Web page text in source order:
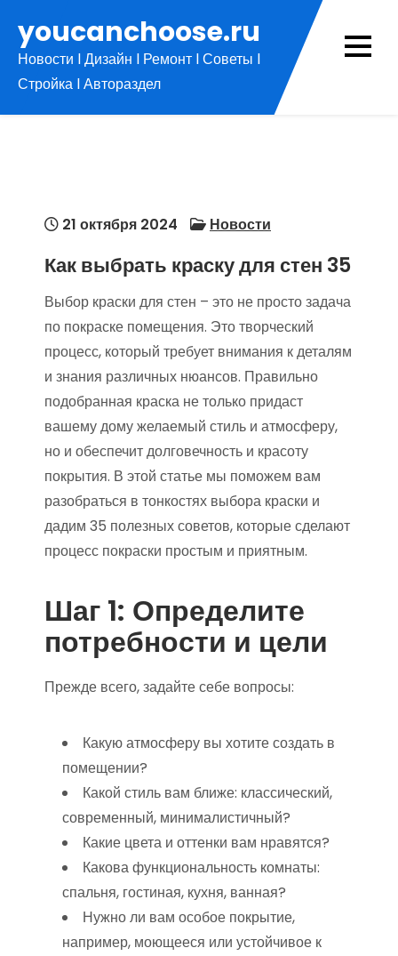
содержимому
youcanchoose.ru
Новости l Дизайн l Ремонт l Советы l
Стройка l Автораздел
21 октября 2024 Новости
Как выбрать краску для стен 35
Выбор краски для стен – это не просто задача
по покраске помещения. Это творческий
процесс, который требует внимания к деталям
и знания различных нюансов. Правильно
подобранная краска не только придаст
вашему дому желаемый стиль и атмосферу,
но и обеспечит долговечность и красоту
покрытия. В этой статье мы поможем вам
разобраться в тонкостях выбора краски и
дадим 35 полезных советов, которые сделают
процесс покраски простым и приятным.
Шаг 1: Определите
потребности и цели
Прежде всего, задайте себе вопросы:
Какую атмосферу вы хотите создать в
помещении?
Какой стиль вам ближе: классический,
современный, минималистичный?
Какие цвета и оттенки вам нравятся?
Какова функциональность комнаты:
спальня, гостиная, кухня, ванная?
Нужно ли вам особое покрытие,
например, моющееся или устойчивое к